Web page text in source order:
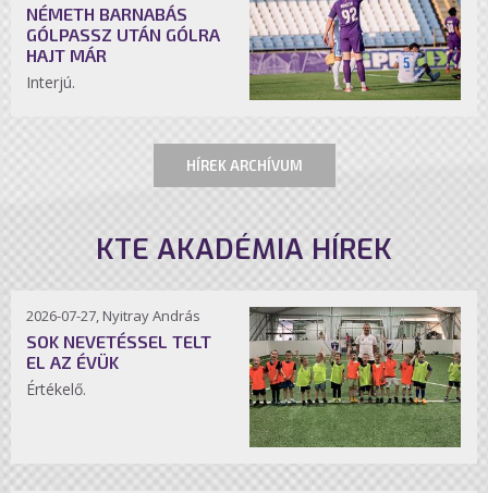
NÉMETH BARNABÁS
GÓLPASSZ UTÁN GÓLRA
HAJT MÁR
Interjú.
HÍREK ARCHÍVUM
KTE AKADÉMIA HÍREK
2026-07-27, Nyitray András
SOK NEVETÉSSEL TELT
EL AZ ÉVÜK
Értékelő.